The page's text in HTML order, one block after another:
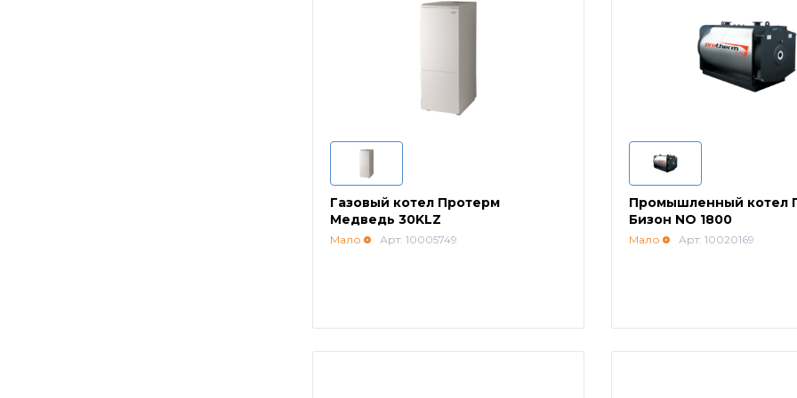
Газовый котел Протерм
Медведь 30KLZ
Мало Арт: 10005749
Промышленный котел
Бизон NO 1800
Мало Арт: 10020169